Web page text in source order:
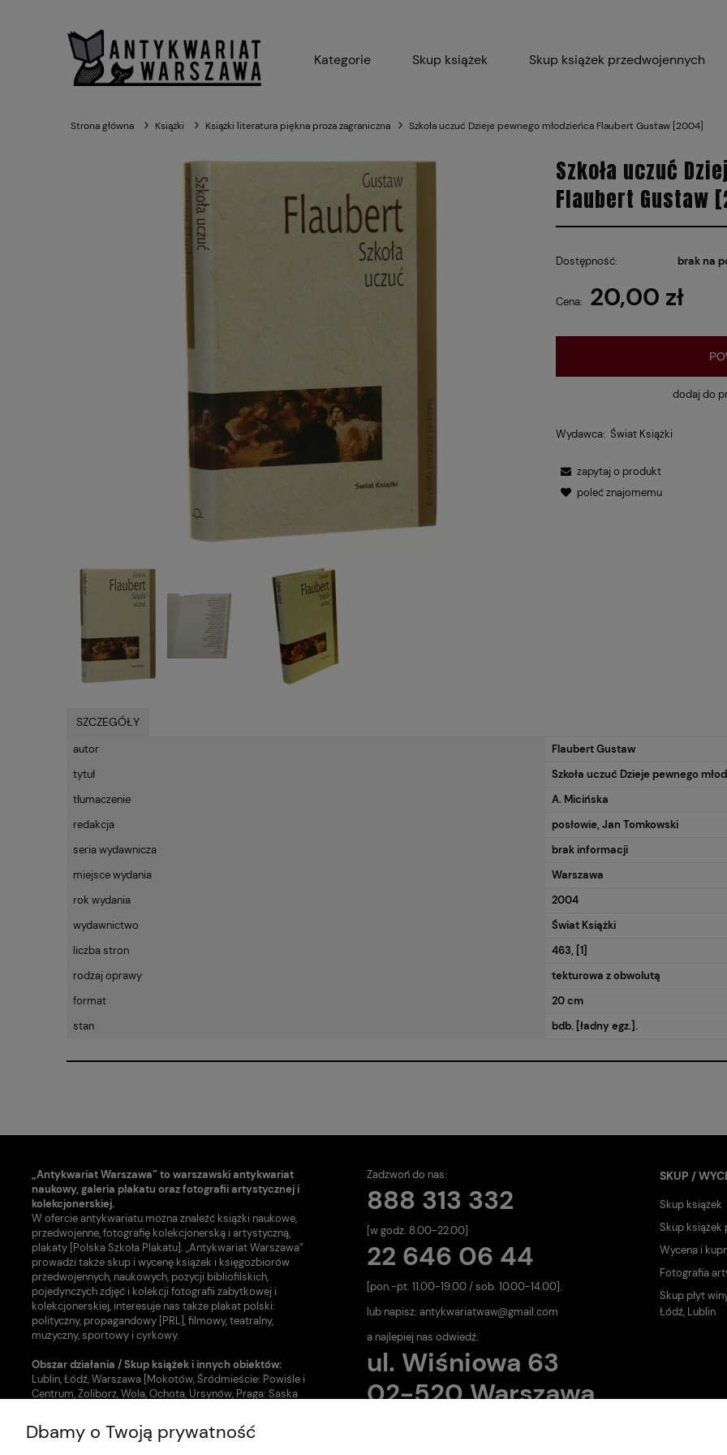
Kategorie Skup książek Skup książek przedwojennych
Strona główna Książki Książki literatura piękna proza zagraniczna Szkoła uczuć Dzieje pewnego młodzieńca Flaubert Gustaw [2004]
Szkoła uczuć
Flaubert Gustaw
Dostępność: brak na
Cena: 20,00 zł
dodaj do
Wydawca: Świat Książki
zapytaj o produkt
poleć znajomemu
SZCZEGÓŁY
autor
Flaubert Gustaw
tytuł
Szkoła uczuć Dzieje pewnego
tłumaczenie
A. Micińska
redakcja
posłowie, Jan Tomkowski
seria wydawnicza
brak informacji
miejsce wydania
Warszawa
rok wydania
2004
wydawnictwo
Świat Książki
liczba stron
463, [1]
rodzaj oprawy
tekturowa z obwolutą
format
20 cm
stan
bdb. [ładny egz.].
„Antykwariat Warszawa” to warszawski antykwariat
naukowy, galeria plakatu oraz fotografii artystycznej i
kolekcjonerskiej.
W ofercie antykwariatu można znaleźć książki naukowe,
przedwojenne, fotografię kolekcjonerską i artystyczną,
plakaty [Polska Szkoła Plakatu]. „Antykwariat Warszawa”
prowadzi także skup i wycenę książek i księgozbiorów
przedwojennych, naukowych, pozycji bibliofilskich,
pojedynczych zdjęć i kolekcji fotografii zabytkowej i
kolekcjonerskiej, interesuje nas także plakat polski:
polityczny, propagandowy [PRL], filmowy, teatralny,
muzyczny, sportowy i cyrkowy.
Obszar działania / Skup książek i innych obiektów:
Lublin, Łódź, Warszawa [Mokotów, Śródmieście: Powiśle i
Centrum, Żoliborz, Wola, Ochota, Ursynów, Praga: Saska
Nasze usługi w zakresie uzupełnienia zbiorów:
Zadzwoń do nas:
888 313 332
[w godz. 8.00-22.00]
22 646 06 44
[pon.-pt. 11.00-19.00 / sob. 10.00-14.00].
lub napisz: antykwariatwaw@gmail.com
a najlepiej nas odwiedź:
ul. Wiśniowa 63
02-520 Warszawa
SKUP /
Skup książek
Skup książek
Wycena i
Fotografia
Skup płyt
Łódź, Lublin
Dbamy o Twoją prywatność